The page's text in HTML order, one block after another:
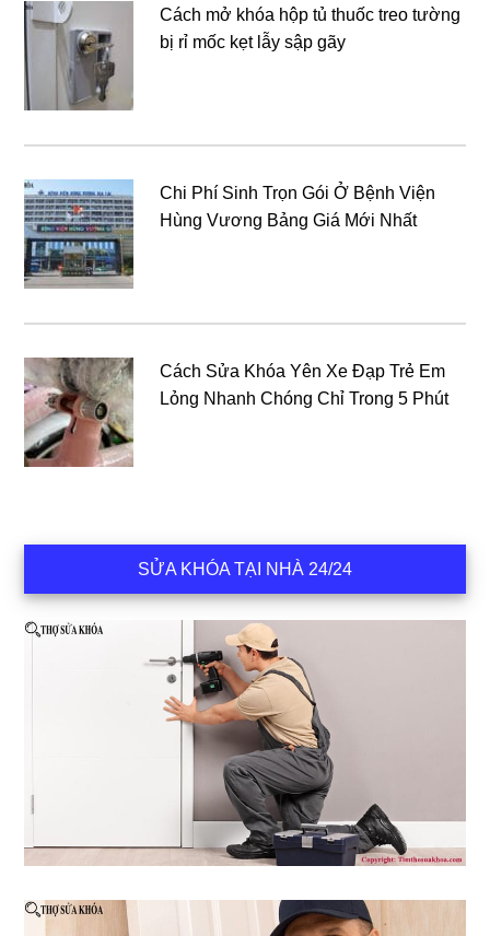
Cách mở khóa hộp tủ thuốc treo tường
bị rỉ mốc kẹt lẫy sập gãy
Chi Phí Sinh Trọn Gói Ở Bệnh Viện
Hùng Vương Bảng Giá Mới Nhất
Cách Sửa Khóa Yên Xe Đạp Trẻ Em
Lỏng Nhanh Chóng Chỉ Trong 5 Phút
SỬA KHÓA TẠI NHÀ 24/24